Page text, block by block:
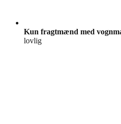
Kun fragtmænd med
lovlig